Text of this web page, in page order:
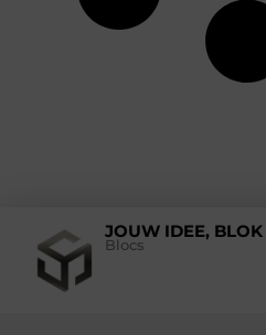
JOUW IDEE, BLOK
Blocs